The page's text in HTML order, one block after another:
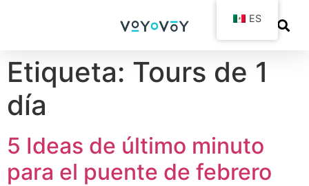
Etiqueta: Tours de 1
día
5 Ideas de último minuto
para el puente de febrero
ES